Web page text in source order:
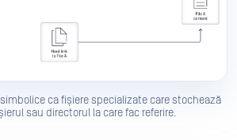
ca fișiere specializate care stochează
sau directorul la care fac referire.